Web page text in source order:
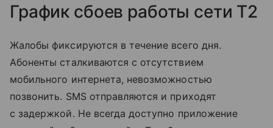
График сбоев работы сети T2
Жалобы фиксируются в течение всего дня.
Абоненты сталкиваются с отсутствием
мобильного интернета, невозможностью
позвонить. SMS отправляются и приходят
с задержкой. Не всегда доступно приложение